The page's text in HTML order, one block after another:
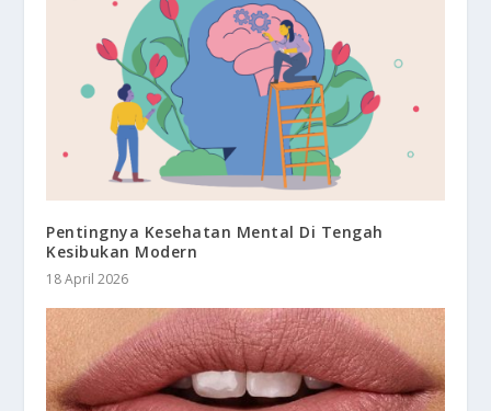
Pentingnya Kesehatan Mental Di Tengah
Kesibukan Modern
18 April 2026